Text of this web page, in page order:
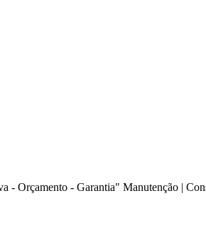
Orçamento - Garantia" Manutenção |